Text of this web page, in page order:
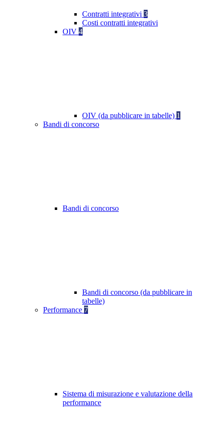
Contratti integrativi 3
Costi contratti integrativi
OIV 4
OIV (da pubblicare in tabelle) 1
Bandi di concorso
Bandi di concorso
Bandi di concorso (da pubblicare in
tabelle)
Performance 7
Sistema di misurazione e valutazione della
performance